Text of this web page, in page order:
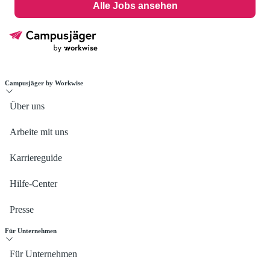
Alle Jobs ansehen
Campusjäger by Workwise
Über uns
Arbeite mit uns
Karriereguide
Hilfe-Center
Presse
Für Unternehmen
Für Unternehmen